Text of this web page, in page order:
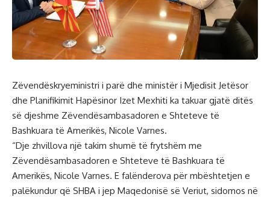
Zëvendëskryeministri i parë dhe ministër i Mjedisit Jetësor
dhe Planifikimit Hapësinor Izet Mexhiti ka takuar gjatë ditës
së djeshme Zëvendësambasadoren e Shteteve të
Bashkuara të Amerikës, Nicole Varnes.
“Dje zhvillova një takim shumë të frytshëm me
Zëvendësambasadoren e Shteteve të Bashkuara të
Amerikës, Nicole Varnes. E falënderova për mbështetjen e
palëkundur që SHBA i jep Maqedonisë së Veriut, sidomos në